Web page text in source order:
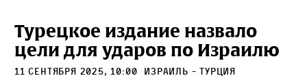
Турецкое издание назвало
цели для ударов по Израилю
11 сентября 2025, 10:00 Израиль - Турция